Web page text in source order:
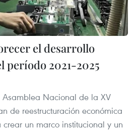
el desarrollo
período 2021-2025
Asamblea Nacional de la XV
de reestructuración económica
un marco institucional y un